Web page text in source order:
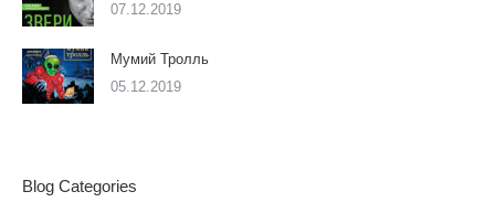
07.12.2019
Мумий Тролль
05.12.2019
Blog Categories